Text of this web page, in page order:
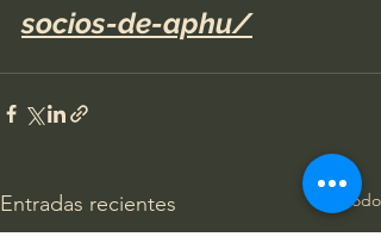
socios-de-aphu/
Entradas recientes Ver todo